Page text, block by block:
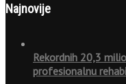
Najnovije
Rekordnih 20,3
profesionalnu